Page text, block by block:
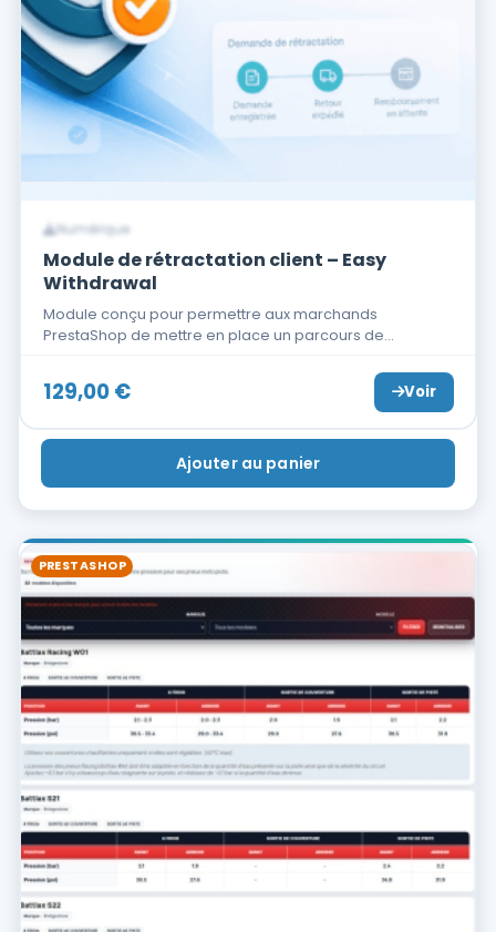
Numérique
Module de rétractation client – Easy
Withdrawal
Module conçu pour permettre aux marchands
PrestaShop de mettre en place un parcours de…
129,00 € Voir
Ajouter au panier
PRESTASHOP